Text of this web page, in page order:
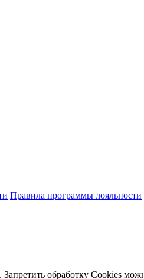
Правила программы лояльности
обработку Cookies